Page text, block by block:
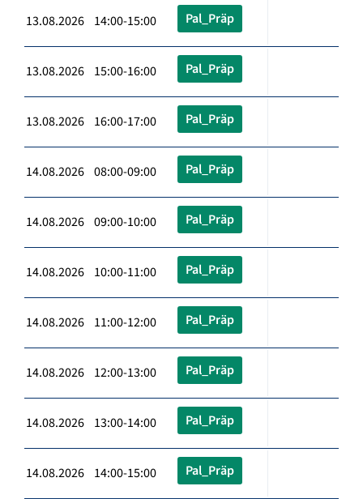
13.08.2026 14:00-15:00 Pal_Präp
13.08.2026 15:00-16:00 Pal_Präp
13.08.2026 16:00-17:00 Pal_Präp
14.08.2026 08:00-09:00 Pal_Präp
14.08.2026 09:00-10:00 Pal_Präp
14.08.2026 10:00-11:00 Pal_Präp
14.08.2026 11:00-12:00 Pal_Präp
14.08.2026 12:00-13:00 Pal_Präp
14.08.2026 13:00-14:00 Pal_Präp
14.08.2026 14:00-15:00 Pal_Präp